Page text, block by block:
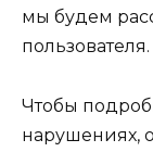
мы будем
пользователя.
Чтобы
нарушениях,